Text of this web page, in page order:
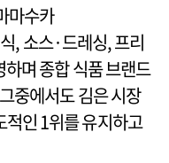
마수카
, 소스·드레싱, 프리
며 종합 식품 브랜드
중에서도 김은 시장
적인 1위를 유지하고